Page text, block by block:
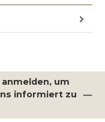
um
informiert zu